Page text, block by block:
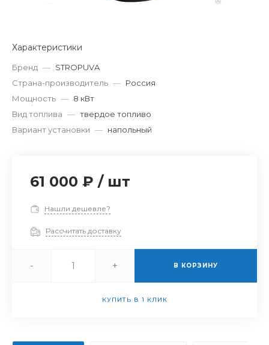
Характеристики
Бренд — STROPUVA
Страна-производитель — Россия
Мощность — 8 кВт
Вид топлива — твердое топливо
Вариант установки — напольный
61 000 ₽ / шт
Нашли дешевле?
Рассчитать доставку
- + В КОРЗИНУ
КУПИТЬ В 1 КЛИК